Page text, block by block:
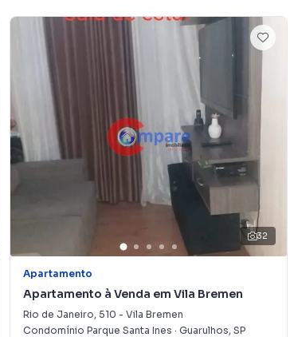
SP
32
Apartamento
Apartamento à Venda em Vila Bremen
Rio de Janeiro, 510 - Vila Bremen
Condomínio Parque Santa Ines · Guarulhos, SP